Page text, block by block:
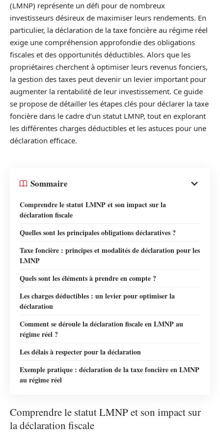
(LMNP) représente un défi pour de nombreux
investisseurs désireux de maximiser leurs rendements. En
particulier, la déclaration de la taxe foncière au régime réel
exige une compréhension approfondie des obligations
fiscales et des opportunités déductibles. Alors que les
propriétaires cherchent à optimiser leurs revenus fonciers,
la gestion des taxes peut devenir un levier important pour
augmenter la rentabilité de leur investissement. Ce guide
se propose de détailler les étapes clés pour déclarer la taxe
foncière dans le cadre d’un statut LMNP, tout en explorant
les différentes charges déductibles et les astuces pour une
déclaration efficace.
Sommaire
Comprendre le statut LMNP et son impact sur la
déclaration fiscale
Quelles sont les principales obligations déclaratives ?
Taxe foncière : principes et modalités de déclaration pour les
LMNP
Quels sont les éléments à prendre en compte ?
Les charges déductibles : un levier pour optimiser la
déclaration
Comment se déroule la déclaration fiscale en LMNP au
régime réel ?
Les délais à respecter pour la déclaration
Exemple pratique : déclaration de la taxe foncière en LMNP
au régime réel
Comprendre le statut LMNP et son impact sur
la déclaration fiscale